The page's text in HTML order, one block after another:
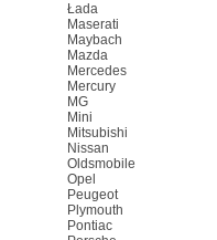
Łada
Maserati
Maybach
Mazda
Mercedes
Mercury
MG
Mini
Mitsubishi
Nissan
Oldsmobile
Opel
Peugeot
Plymouth
Pontiac